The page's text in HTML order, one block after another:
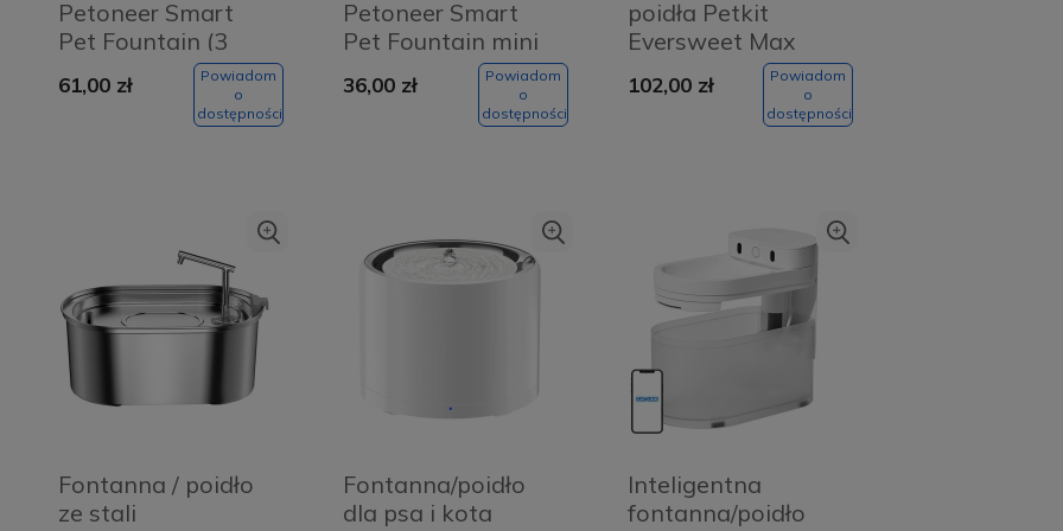
126,00 zł
Do
koszyka
Powiadom
o
dostępności
PanzerGlass - ekran
smartfona
104,30 zł
Do
Petoneer Smart
Pet Fountain (3
61,00 zł
Powiadom
o
dostępności
Petoneer Smart
Pet Fountain mini
36,00 zł
Powiadom
o
dostępności
poidła Petkit
Eversweet Max
102,00 zł
Powiadom
o
dostępności
Fontanna / poidło
ze stali
Fontanna/poidło
dla psa i kota
Inteligentna
fontanna/poidło